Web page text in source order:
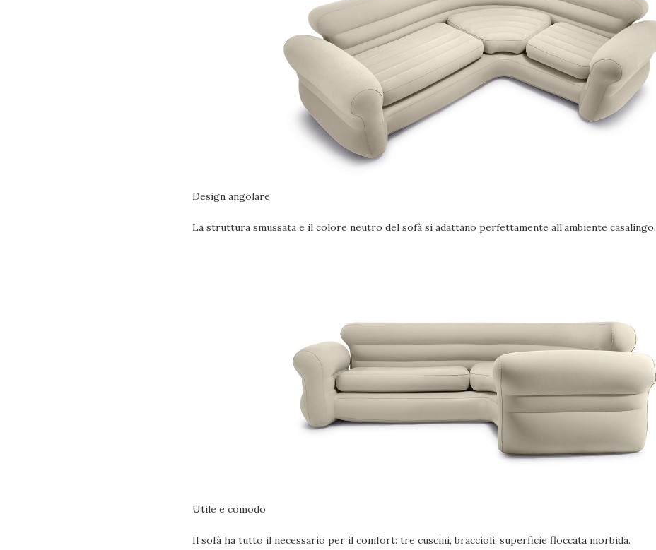
Design angolare
La struttura smussata e il colore neutro del sofà si adattano perfettamente all’ambiente casalingo.
Utile e comodo
Il sofà ha tutto il necessario per il comfort: tre cuscini, braccioli, superficie floccata morbida.